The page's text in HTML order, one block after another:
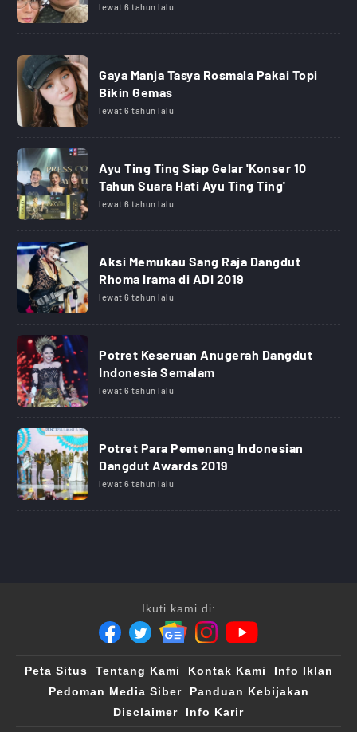
lewat 6 tahun lalu
Gaya Manja Tasya Rosmala Pakai Topi
Bikin Gemas
lewat 6 tahun lalu
Ayu Ting Ting Siap Gelar 'Konser 10
Tahun Suara Hati Ayu Ting Ting'
lewat 6 tahun lalu
Aksi Memukau Sang Raja Dangdut
Rhoma Irama di ADI 2019
lewat 6 tahun lalu
Potret Keseruan Anugerah Dangdut
Indonesia Semalam
lewat 6 tahun lalu
Potret Para Pemenang Indonesian
Dangdut Awards 2019
lewat 6 tahun lalu
Ikuti kami di:
Peta Situs Tentang Kami Kontak Kami
Info Iklan
Pedoman Media Siber
Panduan Kebijakan
Disclaimer
Info Karir